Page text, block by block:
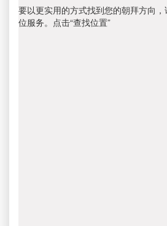
要以更实用的方式找到您的朝拜方向
位服务。点击“查找位置”